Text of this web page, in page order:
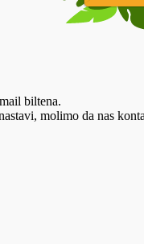
biltena.
molimo da nas